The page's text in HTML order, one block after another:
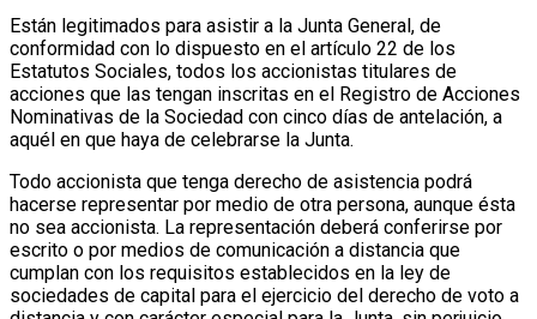
Están legitimados para asistir a la Junta General, de
conformidad con lo dispuesto en el artículo 22 de los
Estatutos Sociales, todos los accionistas titulares de
acciones que las tengan inscritas en el Registro de Acciones
Nominativas de la Sociedad con cinco días de antelación, a
aquél en que haya de celebrarse la Junta.
Todo accionista que tenga derecho de asistencia podrá
hacerse representar por medio de otra persona, aunque ésta
no sea accionista. La representación deberá conferirse por
escrito o por medios de comunicación a distancia que
cumplan con los requisitos establecidos en la ley de
sociedades de capital para el ejercicio del derecho de voto a